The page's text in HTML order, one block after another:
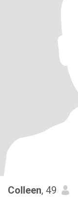
Colleen, 49